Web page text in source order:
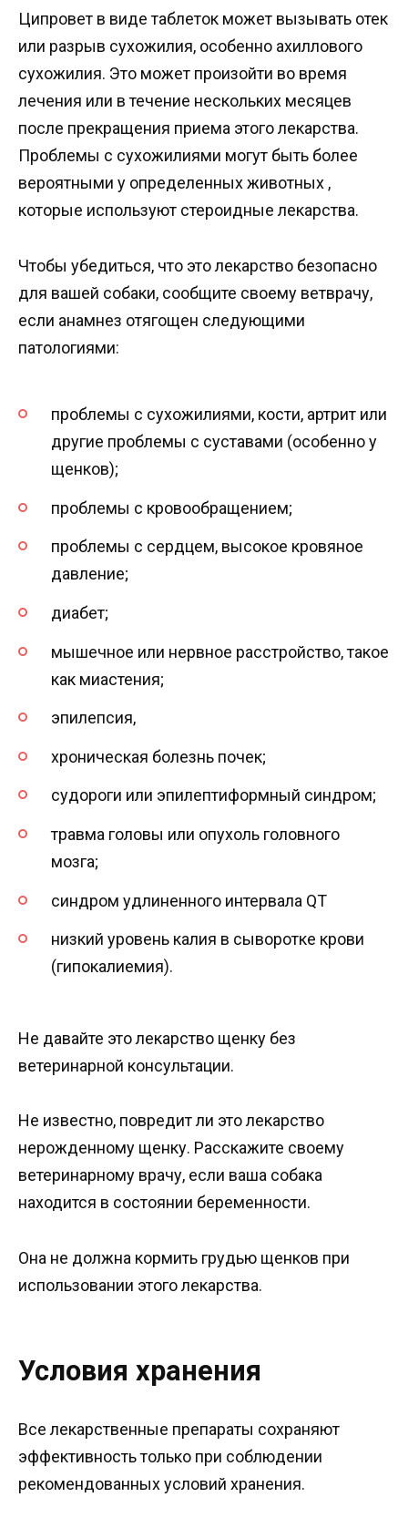
Ципровет в виде таблеток может вызывать отек
или разрыв сухожилия, особенно ахиллового
сухожилия. Это может произойти во время
лечения или в течение нескольких месяцев
после прекращения приема этого лекарства.
Проблемы с сухожилиями могут быть более
вероятными у определенных животных ,
которые используют стероидные лекарства.
Чтобы убедиться, что это лекарство безопасно
для вашей собаки, сообщите своему ветврачу,
если анамнез отягощен следующими
патологиями:
проблемы с сухожилиями, кости, артрит или
другие проблемы с суставами (особенно у
щенков);
проблемы с кровообращением;
проблемы с сердцем, высокое кровяное
давление;
диабет;
мышечное или нервное расстройство, такое
как миастения;
эпилепсия,
хроническая болезнь почек;
судороги или эпилептиформный синдром;
травма головы или опухоль головного
мозга;
синдром удлиненного интервала QT
низкий уровень калия в сыворотке крови
(гипокалиемия).
Не давайте это лекарство щенку без
ветеринарной консультации.
Не известно, повредит ли это лекарство
нерожденному щенку. Расскажите своему
ветеринарному врачу, если ваша собака
находится в состоянии беременности.
Она не должна кормить грудью щенков при
использовании этого лекарства.
Условия хранения
Все лекарственные препараты сохраняют
эффективность только при соблюдении
рекомендованных условий хранения.